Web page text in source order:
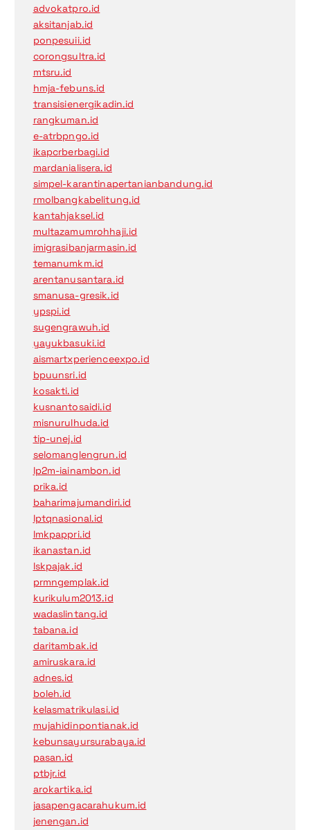
advokatpro.id
aksitanjab.id
ponpesuii.id
corongsultra.id
mtsru.id
hmja-febuns.id
transisienergikadin.id
rangkuman.id
e-atrbpngo.id
ikapcrberbagi.id
mardanialisera.id
simpel-karantinapertanianbandung.id
rmolbangkabelitung.id
kantahjaksel.id
multazamumrohhaji.id
imigrasibanjarmasin.id
temanumkm.id
arentanusantara.id
smanusa-gresik.id
ypspi.id
sugengrawuh.id
yayukbasuki.id
aismartxperienceexpo.id
bpuunsri.id
kosakti.id
kusnantosaidi.id
misnurulhuda.id
tip-unej.id
selomanglengrun.id
lp2m-iainambon.id
prika.id
baharimajumandiri.id
lptqnasional.id
lmkpappri.id
ikanastan.id
lskpajak.id
prmngemplak.id
kurikulum2013.id
wadaslintang.id
tabana.id
daritambak.id
amiruskara.id
adnes.id
boleh.id
kelasmatrikulasi.id
mujahidinpontianak.id
kebunsayursurabaya.id
pasan.id
ptbjr.id
arokartika.id
jasapengacarahukum.id
jenengan.id